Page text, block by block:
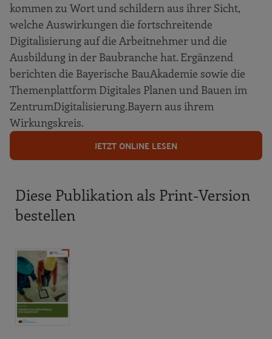
kommen zu Wort und schildern aus ihrer Sicht,
welche Auswirkungen die fortschreitende
Digitalisierung auf die Arbeitnehmer und die
Ausbildung in der Baubranche hat. Ergänzend
berichten die Bayerische BauAkademie sowie die
Themenplattform Digitales Planen und Bauen im
ZentrumDigitalisierung.Bayern aus ihrem
Wirkungskreis.
JETZT ONLINE LESEN
Diese Publikation als Print-Version
bestellen